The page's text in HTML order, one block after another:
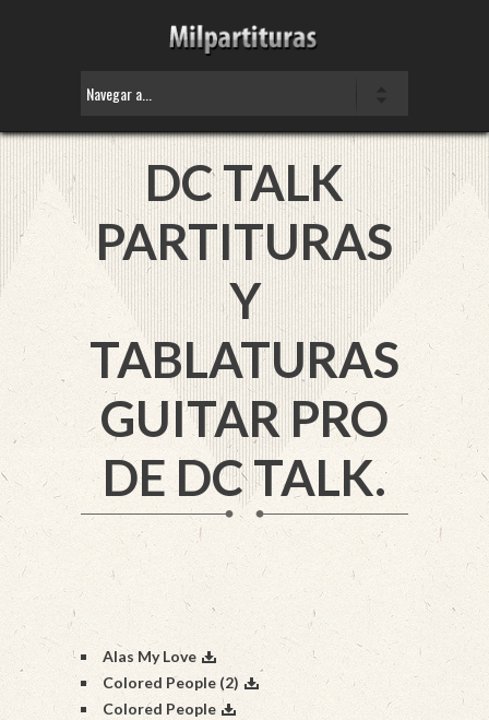
DC TALK
PARTITURAS
Y
TABLATURAS
GUITAR PRO
DE DC TALK.
Alas My Love
Colored People (2)
Colored People